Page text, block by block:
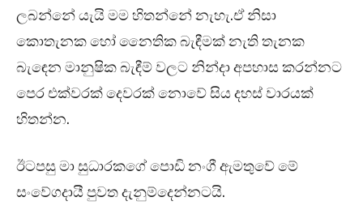
ලබන්නේ යැයි මම හිතන්නේ නැහැ.ඒ නිසා
කොතැනක හෝ නෛතික බැඳීමක් නැති තැනක
බැඳෙන මානුෂික බැඳීම් වලට නින්දා අපහාස කරන්නට
පෙර එක්වරක් දෙවරක් නොවේ සිය දහස් වාරයක්
හිතන්න.
ඊටපසු මා සුධාරකගේ පොඩි නංගී ඇමතුවේ මේ
සංවේගදායී පුවත දැනුම්දෙන්නටයි.